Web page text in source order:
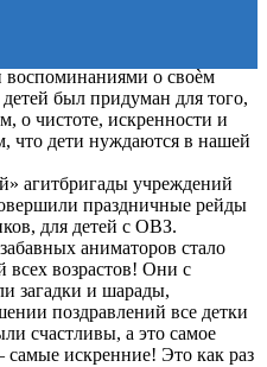
мероприятиям!
счастливой и беззаботной
далеко не все люди могут
воспоминаниями о своѐм
был придуман для того,
о чистоте, искренности и
что дети нуждаются в нашей
агитбригады учреждений
праздничные рейды
для детей с ОВЗ.
аниматоров стало
возрастов! Они с
загадки и шарады,
поздравлений все детки
счастливы, а это самое
самые искренние! Это как раз